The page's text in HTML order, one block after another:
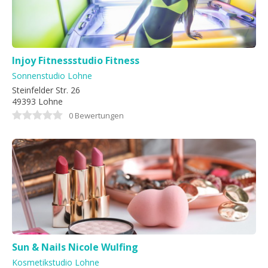
Injoy Fitnessstudio Fitness
Sonnenstudio Lohne
Steinfelder Str. 26
49393 Lohne
0 Bewertungen
Sun & Nails Nicole Wulfing
Kosmetikstudio Lohne